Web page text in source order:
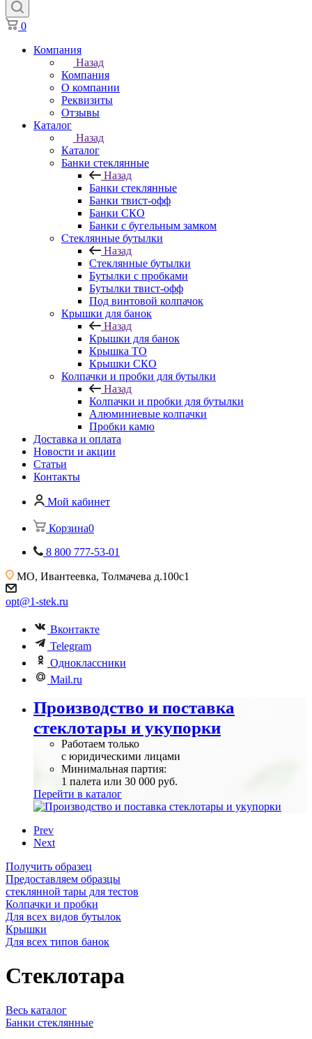
0
Компания
Назад
Компания
О компании
Реквизиты
Отзывы
Каталог
Назад
Каталог
Банки стеклянные
Назад
Банки стеклянные
Банки твист-офф
Банки СКО
Банки с бугельным замком
Стеклянные бутылки
Назад
Стеклянные бутылки
Бутылки с пробками
Бутылки твист-офф
Под винтовой колпачок
Крышки для банок
Назад
Крышки для банок
Крышка ТО
Крышки СКО
Колпачки и пробки для бутылки
Назад
Колпачки и пробки для бутылки
Алюминиевые колпачки
Пробки камю
Доставка и оплата
Новости и акции
Статьи
Контакты
Мой кабинет
Корзина0
8 800 777-53-01
МО, Ивантеевка, Толмачева д.100с1
opt@1-stek.ru
Вконтакте
Telegram
Одноклассники
Mail.ru
Производство и поставка
стеклотары и укупорки
Работаем только
с юридическими лицами
Минимальная партия:
1 палета или 30 000 руб.
Перейти в каталог
Prev
Next
Получить образец
Предоставляем образцы
стеклянной тары для тестов
Колпачки и пробки
Для всех видов бутылок
Крышки
Для всех типов банок
Стеклотара
Весь каталог
Банки стеклянные